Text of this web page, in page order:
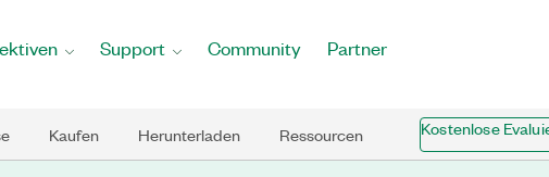
Support Community Partner
Kaufen Herunterladen Ressourcen Kostenlose